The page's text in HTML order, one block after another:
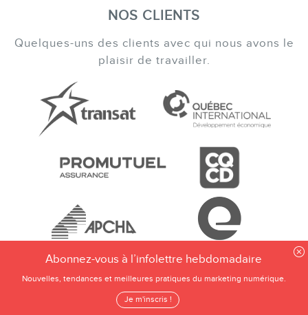
NOS CLIENTS
Quelques-uns des clients avec qui nous avons le
plaisir de travailler.
Abonnez-vous à l’infolettre hebdomadaire
Nouvelles, tendances et meilleures pratiques du marketing numérique.
Je m'inscris !